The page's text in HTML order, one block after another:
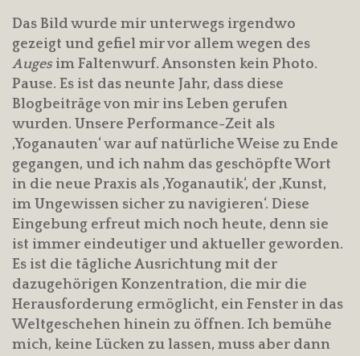
Das Bild wurde mir unterwegs irgendwo
gezeigt und gefiel mir vor allem wegen des
Augesim Faltenwurf. Ansonsten kein Photo.
Pause. Es ist das neunte Jahr, dass diese
Blogbeiträge von mir ins Leben gerufen
wurden. Unsere Performance-Zeit als
‚Yoganauten‘ war auf natürliche Weise zu Ende
gegangen, und ich nahm das geschöpfte Wort
in die neue Praxis als ‚Yoganautik‘, der ‚Kunst,
im Ungewissen sicher zu navigieren‘. Diese
Eingebung erfreut mich noch heute, denn sie
ist immer eindeutiger und aktueller geworden.
Es ist die tägliche Ausrichtung mit der
dazugehörigen Konzentration, die mir die
Herausforderung ermöglicht, ein Fenster in das
Weltgeschehen hinein zu öffnen. Ich bemühe
mich, keine Lücken zu lassen, muss aber dann